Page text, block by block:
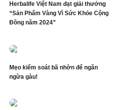
Herbalife Việt Nam đạt giải thưởng
“Sản Phẩm Vàng Vì Sức Khỏe Cộng
Đồng năm 2024”
Mẹo kiểm soát bã nhờn để ngăn
ngừa gàu!